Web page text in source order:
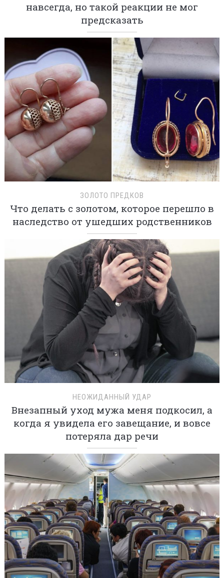
навсегда, но такой реакции не мог
предсказать
ЗОЛОТО ПРЕДКОВ
Что делать с золотом, которое перешло в
наследство от ушедших родственников
НЕОЖИДАННЫЙ УДАР
Внезапный уход мужа меня подкосил, а
когда я увидела его завещание, и вовсе
потеряла дар речи